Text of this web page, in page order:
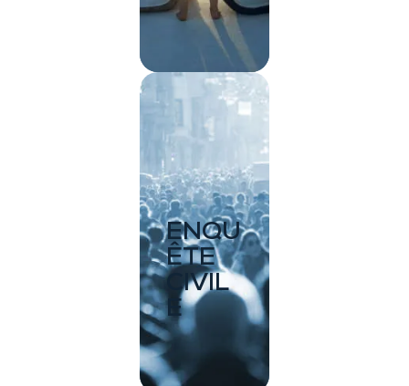
ENQU
ÊTE
CIVIL
E